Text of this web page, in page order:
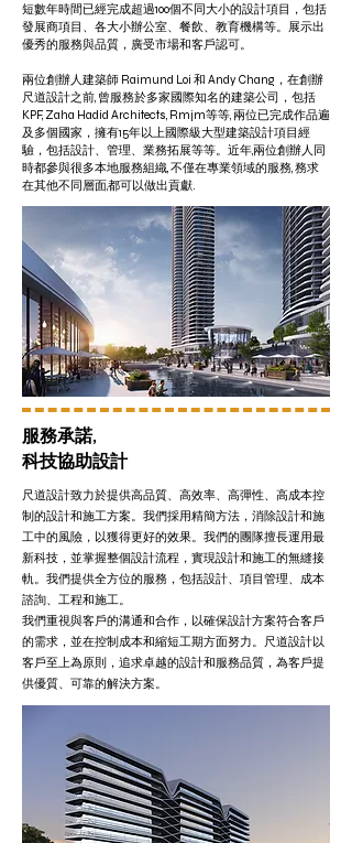
短數年時間已經完成超過100個不同大小的設計項目，包括
發展商項目、各大小辦公室、餐飲、教育機構等。展示出
優秀的服務與品質，廣受市場和客戶認可。
兩位創辦人建築師 Raimund Loi 和 Andy Chang，在創辦
尺道設計之前, 曾服務於多家國際知名的建築公司，包括
KPF, Zaha Hadid Architects, Rmjm等等, 兩位已完成作品遍
及多個國家，擁有15年以上國際級大型建築設計項目經
驗，包括設計、管理、業務拓展等等。近年,兩位創辦人同
時都參與很多本地服務組織, 不僅在專業領域的服務, 務求
在其他不同層面,都可以做出貢獻.
服務承諾,
科技協助設計
尺道設計致力於提供高品質、高效率、高彈性、高成本控
制的設計和施工方案。我們採用精簡方法，消除設計和施
工中的風險，以獲得更好的效果。我們的團隊擅長運用最
新科技，並掌握整個設計流程，實現設計和施工的無縫接
軌。我們提供全方位的服務，包括設計、項目管理、成本
諮詢、工程和施工。
我們重視與客戶的溝通和合作，以確保設計方案符合客戶
的需求，並在控制成本和縮短工期方面努力。尺道設計以
客戶至上為原則，追求卓越的設計和服務品質，為客戶提
供優質、可靠的解決方案。